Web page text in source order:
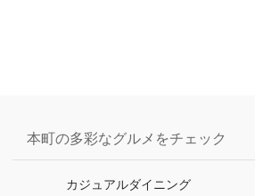
本町の多彩なグルメをチェック
カジュアルダイニング